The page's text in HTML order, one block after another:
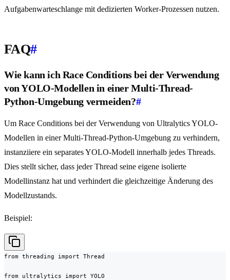
Aufgabenwarteschlange mit dedizierten Worker-Prozessen nutzen.
FAQ#
Wie kann ich Race Conditions bei der Verwendung
von YOLO-Modellen in einer Multi-Thread-
Python-Umgebung vermeiden?#
Um Race Conditions bei der Verwendung von Ultralytics YOLO-
Modellen in einer Multi-Thread-Python-Umgebung zu verhindern,
instanziiere ein separates YOLO-Modell innerhalb jedes Threads.
Dies stellt sicher, dass jeder Thread seine eigene isolierte
Modellinstanz hat und verhindert die gleichzeitige Änderung des
Modellzustands.
Beispiel:
from threading import Thread
from ultralytics import YOLO